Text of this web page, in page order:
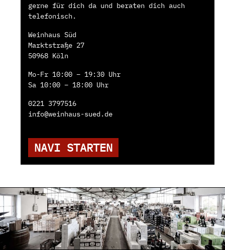
gerne für dich da und beraten dich auch
telefonisch.
Weinhaus Süd
Marktstraße 27
50968 Köln
Mo-Fr 10:00 – 19:30 Uhr
Sa 10:00 – 18:00 Uhr
0221 3797516
info@weinhaus-sued.de
NAVI STARTEN